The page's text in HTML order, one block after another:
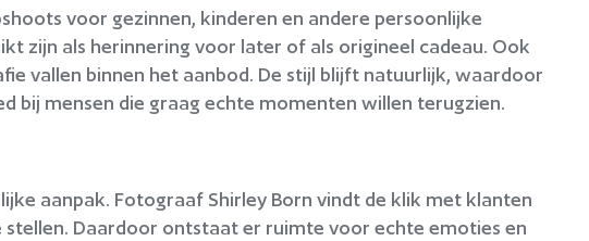
voor gezinnen, kinderen en andere persoonlijke
zijn als herinnering voor later of als origineel cadeau. Ook
vallen binnen het aanbod. De stijl blijft natuurlijk, waardoor
bij mensen die graag echte momenten willen terugzien.
aanpak. Fotograaf Shirley Born vindt de klik met klanten
Daardoor ontstaat er ruimte voor echte emoties en